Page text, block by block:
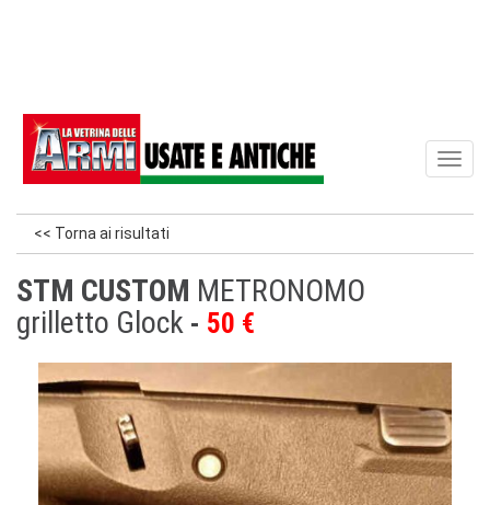
<< Torna ai risultati
STM CUSTOM METRONOMO
grilletto Glock
50 €